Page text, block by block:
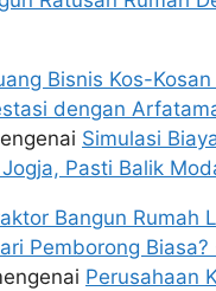
Bisnis Kos-
dengan
Simulasi
Pasti Balik
Bangun Rumah
Pemborong Biasa?
Perusahaan